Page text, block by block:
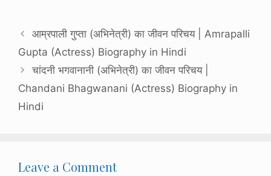
आम्रपाली गुप्ता (अभिनेत्री) का जीवन परिचय | Amrapalli
Gupta (Actress) Biography in Hindi
चांदनी भगवानानी (अभिनेत्री) का जीवन परिचय |
Chandani Bhagwanani (Actress) Biography in
Hindi
Leave a Comment